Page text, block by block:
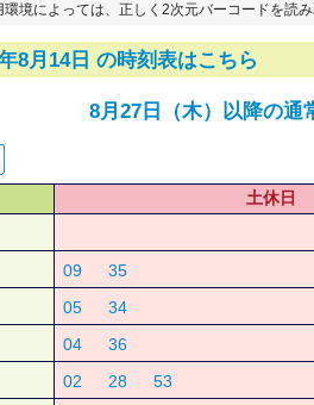
境によっては、正しく2次元バーコードを読み
8月14日 の時刻表はこちら
8月27日（木）以降の通
土休日
09
35
05
34
04
36
02 28
53